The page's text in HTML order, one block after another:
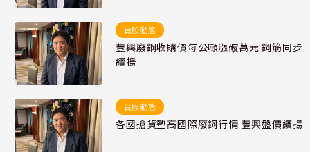
台股動態
豐興廢鋼收購價每公噸漲破萬元 鋼筋同步
續揚
台股動態
各國搶貨墊高國際廢鋼行情 豐興盤價續揚